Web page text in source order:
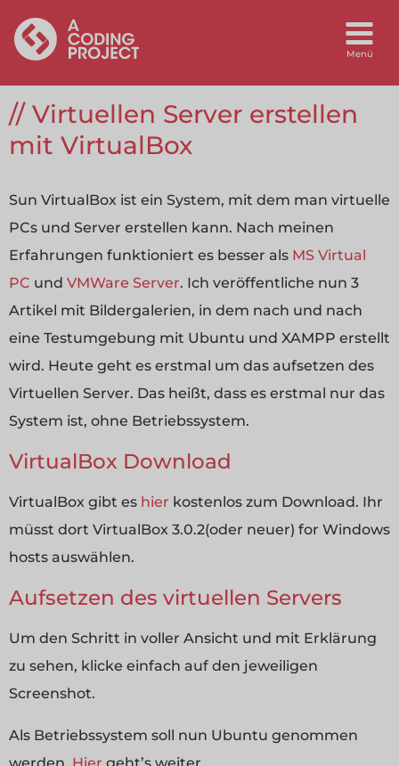
Virtuellen Server erstellen
mit VirtualBox
Sun VirtualBox ist ein System, mit dem man virtuelle
PCs und Server erstellen kann. Nach meinen
Erfahrungen funktioniert es besser als MS Virtual
PC und VMWare Server. Ich veröffentliche nun 3
Artikel mit Bildergalerien, in dem nach und nach
eine Testumgebung mit Ubuntu und XAMPP erstellt
wird. Heute geht es erstmal um das aufsetzen des
Virtuellen Server. Das heißt, dass es erstmal nur das
System ist, ohne Betriebssystem.
VirtualBox Download
VirtualBox gibt es hier kostenlos zum Download. Ihr
müsst dort VirtualBox 3.0.2(oder neuer) for Windows
hosts auswählen.
Aufsetzen des virtuellen Servers
Um den Schritt in voller Ansicht und mit Erklärung
zu sehen, klicke einfach auf den jeweiligen
Screenshot.
Als Betriebssystem soll nun Ubuntu genommen